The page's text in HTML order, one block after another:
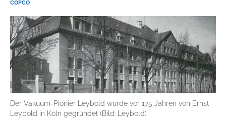
COPCO
Der Vakuum-Pionier Leybold wurde vor 175 Jahren von Ernst
Leybold in Köln gegründet (Bild: Leybold)